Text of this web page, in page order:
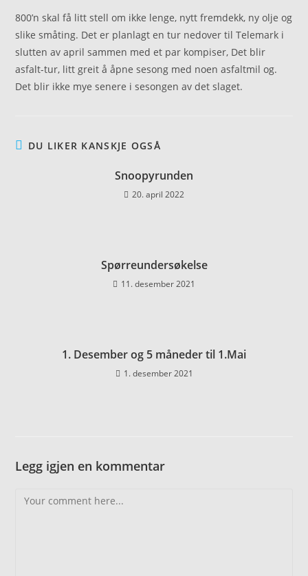
800’n skal få litt stell om ikke lenge, nytt fremdekk, ny olje og
slike småting. Det er planlagt en tur nedover til Telemark i
slutten av april sammen med et par kompiser, Det blir
asfalt-tur, litt greit å åpne sesong med noen asfaltmil og.
Det blir ikke mye senere i sesongen av det slaget.
DU LIKER KANSKJE OGSÅ
Snoopyrunden
20. april 2022
Spørreundersøkelse
11. desember 2021
1. Desember og 5 måneder til 1.Mai
1. desember 2021
Legg igjen en kommentar